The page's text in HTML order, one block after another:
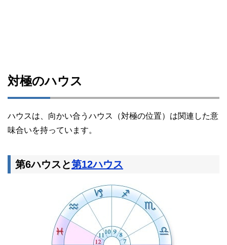
対極のハウス
ハウスは、向かい合うハウス（対極の位置）は関連した意
味合いを持っています。
第6ハウスと第12ハウス